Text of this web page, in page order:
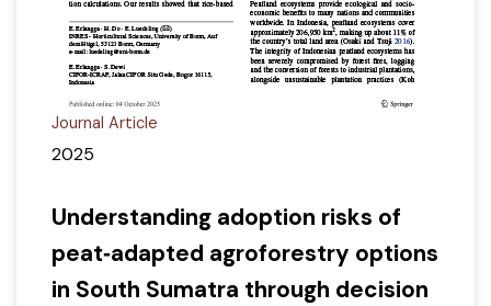
Journal Article
2025
Understanding adoption risks of
peat‑adapted agroforestry options
in South Sumatra through decision